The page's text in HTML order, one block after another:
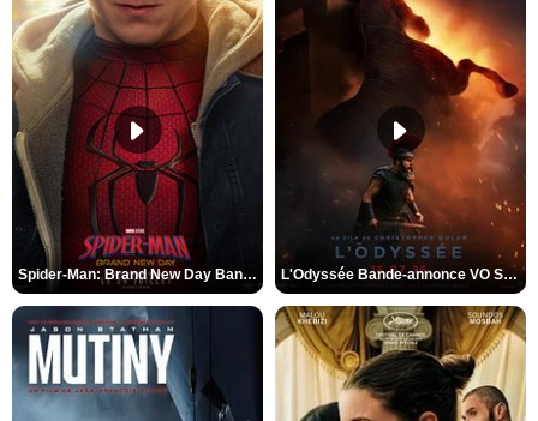
Spider-Man: Brand New Day Bande-annonce VO STFR L'Odyssée Bande-annonce VO STFR